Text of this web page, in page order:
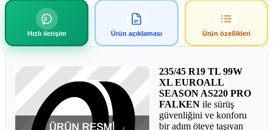
Hızlı iletişim Ürün açıklaması Ürün özellikleri
235/45 R19 TL 99W
XL EUROALL
SEASON AS220 PRO
FALKEN ile sürüş
güvenliğini ve konforu
bir adım öteye taşıyan